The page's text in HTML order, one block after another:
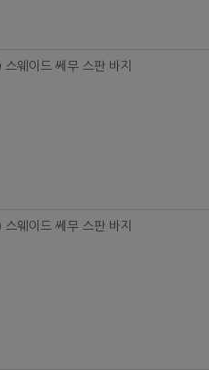
웨이드 쎄무 스판 바지
웨이드 쎄무 스판 바지